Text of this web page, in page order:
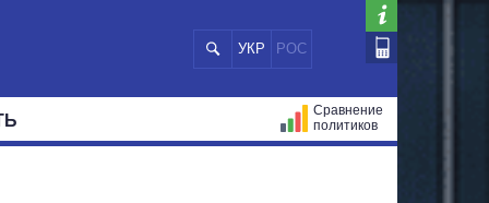
УКР РОС
Сравнение
политиков